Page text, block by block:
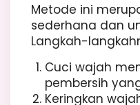
Metode ini
sederhana dan
Langkah-
Cuci wajah
pembersih
Keringkan